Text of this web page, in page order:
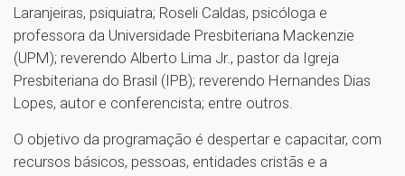
Laranjeiras, psiquiatra; Roseli Caldas, psicóloga e
professora da Universidade Presbiteriana Mackenzie
(UPM); reverendo Alberto Lima Jr., pastor da Igreja
Presbiteriana do Brasil (IPB); reverendo Hernandes Dias
Lopes, autor e conferencista; entre outros.
O objetivo da programação é despertar e capacitar, com
recursos básicos, pessoas, entidades cristãs e a